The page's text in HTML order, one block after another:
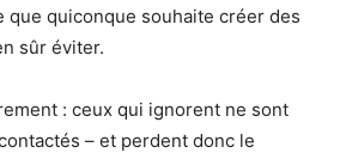
que quiconque souhaite créer des
sûr éviter.
: ceux qui ignorent ne sont
– et perdent donc le